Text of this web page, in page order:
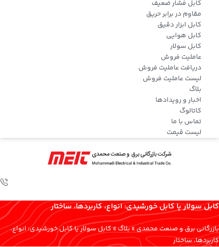
کابل فشار ضعیف
مقاوم در برابر حریق
کابل ابزار دقیق
کابل هوایی
کابل سولار
عاملیت فروش
دریافت عاملیت فروش
لیست عاملیت فروش
بلاگ
اخبار و رویدادها
کاتالوگ
تماس با ما
لیست قیمت
کابل‌ سولار یا کابل خورشیدی: انواع، کاربردها، ساختار
بازرگانی برق و صنعت محمدی»بلاگ»کابل‌ سولار یا کابل خورشیدی: انواع،
کاربردها، ساختار